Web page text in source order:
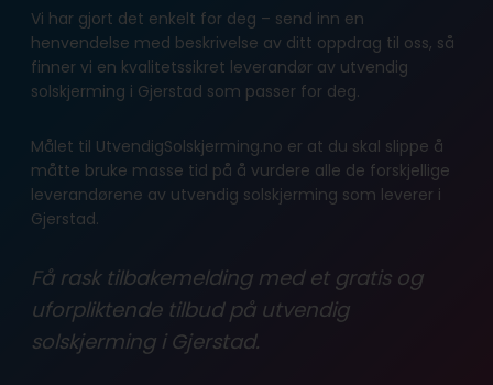
Vi har gjort det enkelt for deg – send inn en
henvendelse med beskrivelse av ditt oppdrag til oss, så
finner vi en kvalitetssikret leverandør av utvendig
solskjerming i Gjerstad som passer for deg.
Målet til UtvendigSolskjerming.no er at du skal slippe å
måtte bruke masse tid på å vurdere alle de forskjellige
leverandørene av utvendig solskjerming som leverer i
Gjerstad.
Få rask tilbakemelding med et gratis og
uforpliktende tilbud på utvendig
solskjerming i Gjerstad.